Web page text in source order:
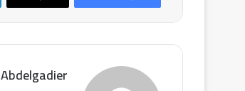
Abdelgadier